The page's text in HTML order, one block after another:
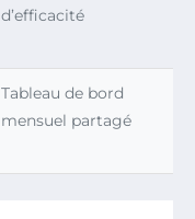
d’efficacité
Tableau de bord
mensuel partagé